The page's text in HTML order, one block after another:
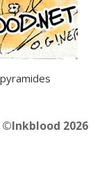
©Inkblood 2026